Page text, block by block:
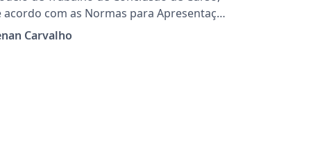
acordo com as Normas para Apresentação
Trabalhos Acadêmicos e Científicos de
Carvalho